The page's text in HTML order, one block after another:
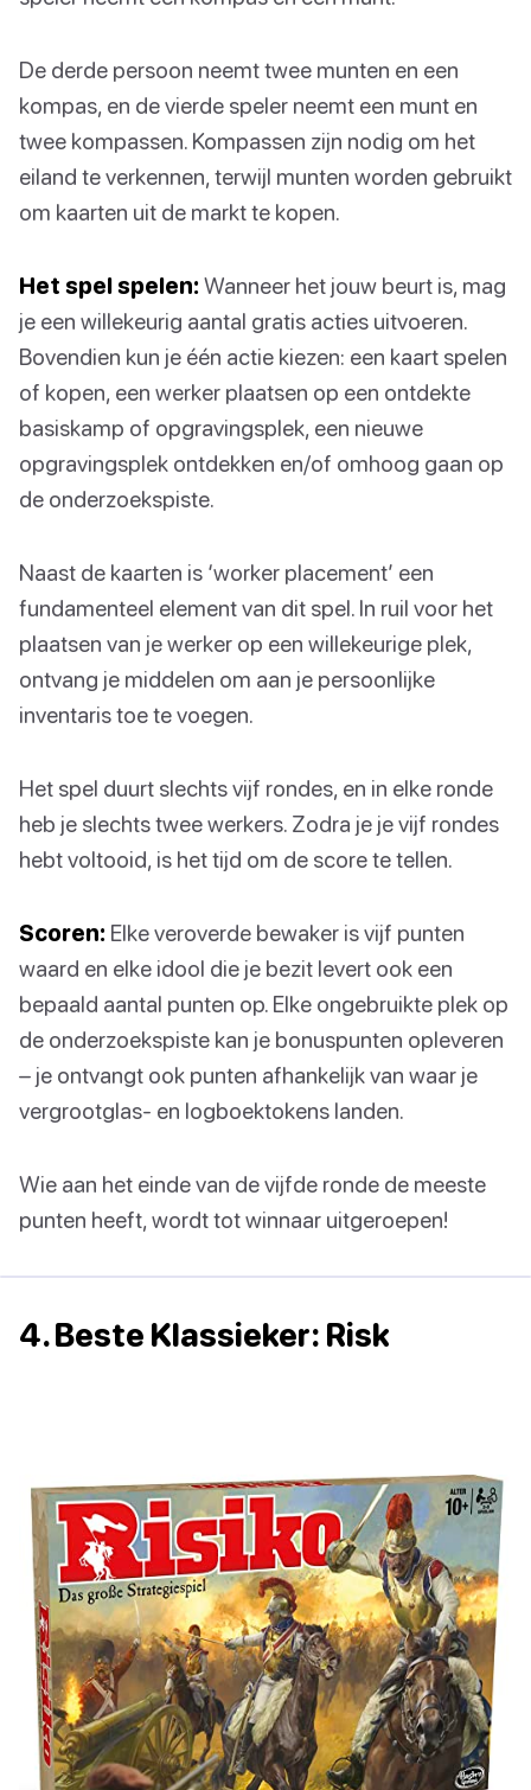
De derde persoon neemt twee munten en een
kompas, en de vierde speler neemt een munt en
twee kompassen. Kompassen zijn nodig om het
eiland te verkennen, terwijl munten worden gebruikt
om kaarten uit de markt te kopen.
Het spel spelen: Wanneer het jouw beurt is, mag
je een willekeurig aantal gratis acties uitvoeren.
Bovendien kun je één actie kiezen: een kaart spelen
of kopen, een werker plaatsen op een ontdekte
basiskamp of opgravingsplek, een nieuwe
opgravingsplek ontdekken en/of omhoog gaan op
de onderzoekspiste.
Naast de kaarten is ‘worker placement’ een
fundamenteel element van dit spel. In ruil voor het
plaatsen van je werker op een willekeurige plek,
ontvang je middelen om aan je persoonlijke
inventaris toe te voegen.
Het spel duurt slechts vijf rondes, en in elke ronde
heb je slechts twee werkers. Zodra je je vijf rondes
hebt voltooid, is het tijd om de score te tellen.
Scoren: Elke veroverde bewaker is vijf punten
waard en elke idool die je bezit levert ook een
bepaald aantal punten op. Elke ongebruikte plek op
de onderzoekspiste kan je bonuspunten opleveren
– je ontvangt ook punten afhankelijk van waar je
vergrootglas- en logboektokens landen.
Wie aan het einde van de vijfde ronde de meeste
punten heeft, wordt tot winnaar uitgeroepen!
4. Beste Klassieker: Risk